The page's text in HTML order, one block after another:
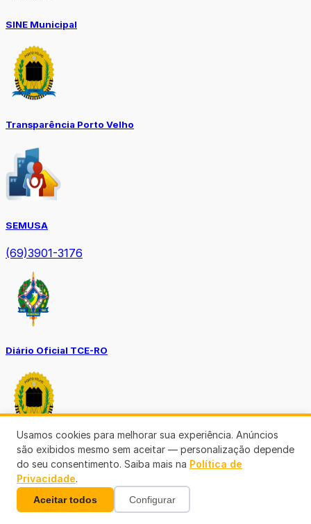
SINE Municipal
Transparência Porto Velho
SEMUSA
(69)3901-3176
Diário Oficial TCE-RO
Diário Prefeitura de Porto Velho
Usamos cookies para melhorar sua experiência. Anúncios
são exibidos mesmo sem aceitar — personalização depende
do seu consentimento. Saiba mais na Política de
Privacidade.
Aceitar todos Configurar